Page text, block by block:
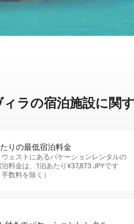
ラ⁠の宿⁠泊⁠施⁠設⁠に関⁠
りの最⁠低⁠宿⁠泊⁠料⁠金
ウェストにあるバケーションレンタルの
料金は、1泊あたり¥37,873 JPYです
手数料を除く）